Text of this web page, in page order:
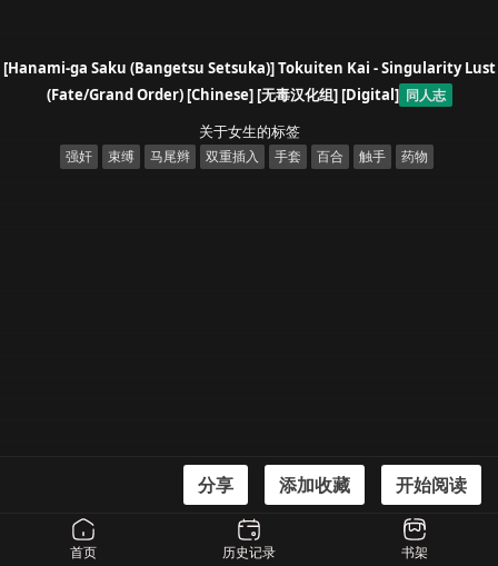
[Hanami-ga Saku (Bangetsu Setsuka)] Tokuiten Kai - Singularity Lust
(Fate/Grand Order) [Chinese] [无毒汉化组] [Digital] 同人志
关于女生的标签
强奸 束缚 马尾辫 双重插入 手套 百合 触手 药物
[Hanami-ga Saku (Bangetsu Setsuka)] Tokuiten Kai - Singularity Lust
(Fate/Grand Order) [Chinese] [无毒汉化组] [Digital]
分享 添加收藏 开始阅读
首页 历史记录 书架